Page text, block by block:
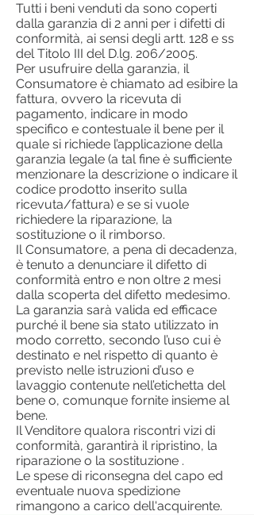
Tutti i beni venduti da sono coperti
dalla garanzia di 2 anni per i difetti di
conformità, ai sensi degli artt. 128 e ss
del Titolo III del D.lg. 206/2005.
Per usufruire della garanzia, il
Consumatore è chiamato ad esibire la
fattura, ovvero la ricevuta di
pagamento, indicare in modo
specifico e contestuale il bene per il
quale si richiede l’applicazione della
garanzia legale (a tal fine è sufficiente
menzionare la descrizione o indicare il
codice prodotto inserito sulla
ricevuta/fattura) e se si vuole
richiedere la riparazione, la
sostituzione o il rimborso.
Il Consumatore, a pena di decadenza,
è tenuto a denunciare il difetto di
conformità entro e non oltre 2 mesi
dalla scoperta del difetto medesimo.
La garanzia sarà valida ed efficace
purché il bene sia stato utilizzato in
modo corretto, secondo l’uso cui è
destinato e nel rispetto di quanto è
previsto nelle istruzioni d’uso e
lavaggio contenute nell’etichetta del
bene o, comunque fornite insieme al
bene.
Il Venditore qualora riscontri vizi di
conformità, garantirà il ripristino, la
riparazione o la sostituzione .
Le spese di riconsegna del capo ed
eventuale nuova spedizione
rimangono a carico dell'acquirente.